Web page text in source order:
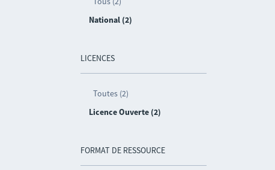
National (2)
LICENCES
Toutes (2)
Licence Ouverte (2)
FORMAT DE RESSOURCE